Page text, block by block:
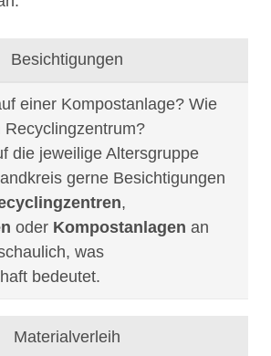
Besichtigungen
einer Kompostanlage? Wie
die jeweilige Altersgruppe
gerne Besichtigungen
,
oder Kompostanlagen an
was
bedeutet.
Materialverleih